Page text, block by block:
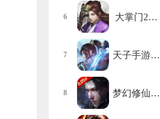
6 大掌门2…
7 天子手游…
8 梦幻修仙…